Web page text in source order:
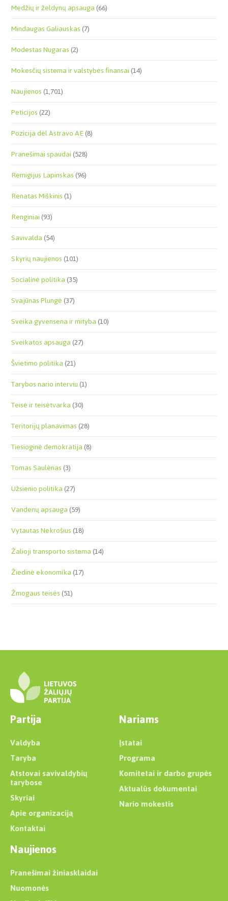
Medžių ir želdynų apsauga(66)
Mindaugas Galiauskas(7)
Modestas Nugaras(2)
Mokesčių sistema ir valstybės finansai(14)
Naujienos(1,701)
Peticijos(22)
Pozicija dėl Astravo AE(8)
Pranešimai spaudai(528)
Remigijus Lapinskas(96)
Renatas Miškinis(1)
Renginiai(93)
Savivalda(54)
Skyrių naujienos(101)
Socialinė politika(35)
Svajūnas Plungė(37)
Sveika gyvensena ir mityba(10)
Sveikatos apsauga(27)
Švietimo politika(21)
Tarybos nario interviu(1)
Teisė ir teisėtvarka(30)
Teritorijų planavimas(28)
Tiesioginė demokratija(8)
Tomas Saulėnas(3)
Užsienio politika(27)
Vandenų apsauga(59)
Vytautas Nekrošius(18)
Žalioji transporto sistema(14)
Žiedinė ekonomika(17)
Žmogaus teisės(51)
Partija
Valdyba
Taryba
Atstovai savivaldybių
tarybose
Skyriai
Apie organizaciją
Kontaktai
Nariams
Įstatai
Programa
Komitetai ir darbo grupės
Aktualūs dokumentai
Nario mokestis
Naujienos
Pranešimai žiniasklaidai
Nuomonės